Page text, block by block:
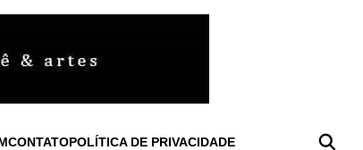
CONTATOPOLÍTICA DE PRIVACIDADE